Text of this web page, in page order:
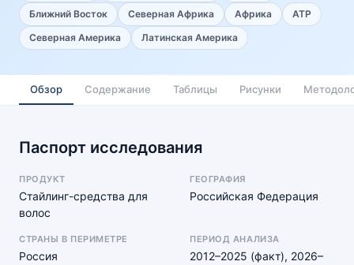
Ближний Восток
Северная Африка Африка
АТР
Северная Америка
Латинская Америка
Обзор Содержание Таблицы Рисунки
Паспорт исследования
ПРОДУКТ
Стайлинг-средства для
волос
ГЕОГРАФИЯ
Российская Федерация
СТРАНЫ В ПЕРИМЕТРЕ
Россия
ПЕРИОД АНАЛИЗА
2012–2025 (факт), 2026–